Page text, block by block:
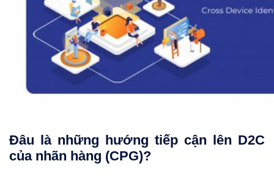
Đâu là những hướng tiếp cận lên D2C
của nhãn hàng (CPG)?